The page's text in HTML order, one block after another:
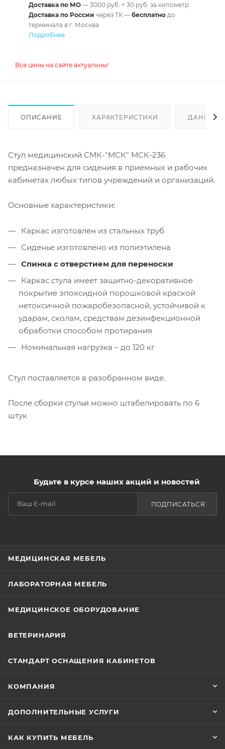
Доставка по МО — 3000 руб. + 30 руб. за километр
Доставка по России через ТК — бесплатно до
терминала в г. Москва
Подробнее
Все цены на сайте актуальны!
ОПИСАНИЕ ХАРАКТЕРИСТИКИ ДАННЫЕ
Стул медицинский СМК-"МСК" МСК-236
предназначен для сидения в приемных и рабочих
кабинетах любых типов учреждений и организаций.
Основные характеристики:
Каркас изготовлен из стальных труб
Сиденье изготовлено из полиэтилена
Спинка с отверстием для переноски
Каркас стула имеет защитно-декоративное
покрытие эпоксидной порошковой краской
нетоксичной пожаробезопасной, устойчивой к
ударам, сколам, средствам дезинфекционной
обработки способом протирания
Номинальная нагрузка – до 120 кг
Стул поставляется в разобранном виде.
После сборки стулья можно штабелировать по 6
штук
Будьте в курсе наших акций и новостей
ПОДПИСАТЬСЯ
МЕДИЦИНСКАЯ МЕБЕЛЬ
ЛАБОРАТОРНАЯ МЕБЕЛЬ
МЕДИЦИНСКОЕ ОБОРУДОВАНИЕ
ВЕТЕРИНАРИЯ
СТАНДАРТ ОСНАЩЕНИЯ КАБИНЕТОВ
КОМПАНИЯ
ДОПОЛНИТЕЛЬНЫЕ УСЛУГИ
КАК КУПИТЬ МЕБЕЛЬ